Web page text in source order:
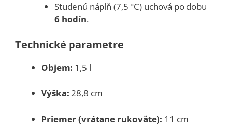
Studenú náplň (7,5 °C) uchová po dobu
6 hodín.
Technické parametre
Objem: 1,5 l
Výška: 28,8 cm
Priemer (vrátane rukoväte): 11 cm